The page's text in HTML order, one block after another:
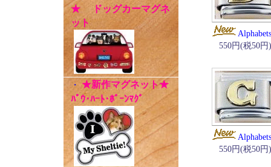
★ ドッグカーマグネ
ット
・ ★新作マグネット★
ﾊﾟｳ･ﾊｰﾄ･ﾎﾞｰﾝﾏｸﾞ
550円(税50円)
550円(税50円)